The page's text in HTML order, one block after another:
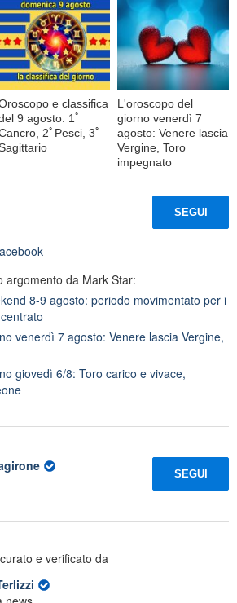
e classifica
9 agosto: 1ﾟ
2ﾟPesci, 3ﾟ
L'oroscopo del
giorno venerdì 7
agosto: Venere lascia
Vergine, Toro
impegnato
SEGUI
argomento da Mark Star:
8-9 agosto: periodo movimentato per i
venerdì 7 agosto: Venere lascia Vergine,
giovedì 6/8: Toro carico e vivace,
SEGUI
e verificato da